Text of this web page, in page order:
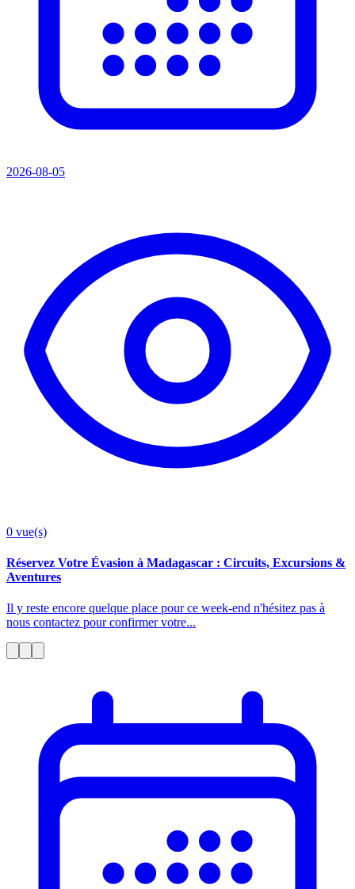
2026-08-05
0 vue(s)
Réservez Votre Évasion à Madagascar : Circuits, Excursions &
Aventures
Il y reste encore quelque place pour ce week-end n'hésitez pas à
nous contactez pour confirmer votre...